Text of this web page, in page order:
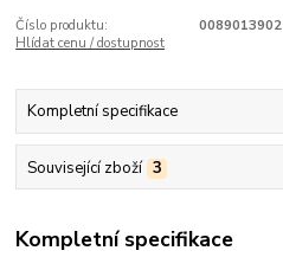
Číslo produktu:
0089013902
Hlídat cenu / dostupnost
Kompletní specifikace
Související zboží 3
Kompletní specifikace